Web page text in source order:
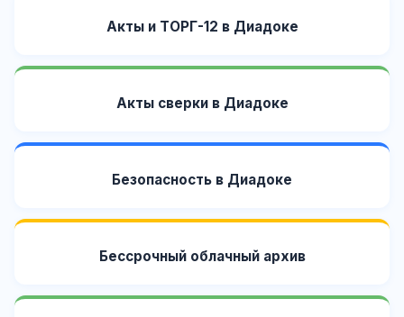
Акты и ТОРГ-12 в Диадоке
Акты сверки в Диадоке
Безопасность в Диадоке
Бессрочный облачный архив